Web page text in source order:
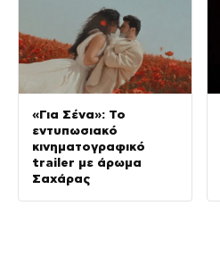
«Για Σένα»: Το
εντυπωσιακό
κινηματογραφικό
trailer με άρωμα
Σαχάρας